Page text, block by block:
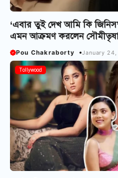
‘এবার তুই দেখ আমি কি
এমন আক্রমণ করলেন
Pou Chakraborty January
Tollywood